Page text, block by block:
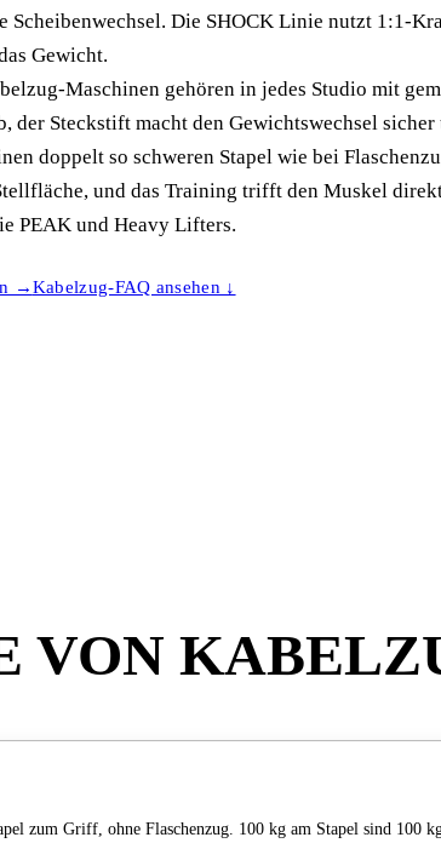
Scheibenwechsel. Die SHOCK Linie nutzt 1:1-
Gewicht.
Maschinen gehören in jedes Studio mit
der Steckstift macht den Gewichtswechsel
doppelt so schweren Stapel wie bei
und das Training trifft den Muskel
PEAK und Heavy Lifters.
→Kabelzug-FAQ ansehen ↓
VON
zum Griff, ohne Flaschenzug. 100 kg am Stapel sind 100